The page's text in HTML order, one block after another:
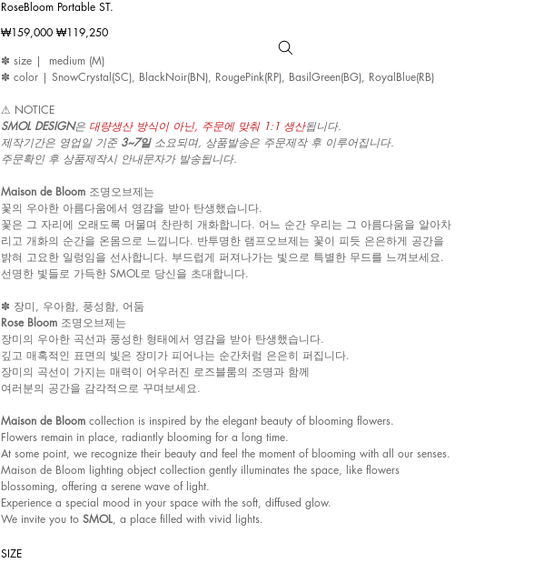
RoseBloom Portable ST.
Original
price
₩159,000 Sale
price
₩119,250
✽ size | medium (M)
✽ color | SnowCrystal(SC), BlackNoir(BN), RougePink(RP), BasilGreen(BG), RoyalBlue(RB)
⚠︎ NOTICE
SMOL DESIGN은 대량생산 방식이 아닌, 주문에 맞춰 1:1 생산됩니다.
제작기간은 영업일 기준 3~7일 소요되며, 상품발송은 주문제작 후 이루어집니다.
주문확인 후 상품제작시 안내문자가 발송됩니다.
Maison de Bloom 조명오브제는
꽃의 우아한 아름다움에서 영감을 받아 탄생했습니다.
꽃은 그 자리에 오래도록 머물며 찬란히 개화합니다. 어느 순간 우리는 그 아름다움을 알아차
리고 개화의 순간을 온몸으로 느낍니다. 반투명한 램프오브제는 꽃이 피듯 은은하게 공간을
밝혀 고요한 일렁임을 선사합니다. 부드럽게 퍼져나가는 빛으로 특별한 무드를 느껴보세요.
선명한 빛들로 가득한 SMOL로 당신을 초대합니다.
✽ 장미, 우아함, 풍성함, 어둠
Rose Bloom 조명오브제는
장미의 우아한 곡선과 풍성한 형태에서 영감을 받아 탄생했습니다.
깊고 매혹적인 표면의 빛은 장미가 피어나는 순간처럼 은은히 퍼집니다.
장미의 곡선이 가지는 매력이 어우러진 로즈블룸의 조명과 함께
여러분의 공간을 감각적으로 꾸며보세요.
Maison de Bloom collection is inspired by the elegant beauty of blooming flowers.
Flowers remain in place, radiantly blooming for a long time.
At some point, we recognize their beauty and feel the moment of blooming with all our senses.
Maison de Bloom lighting object collection gently illuminates the space, like flowers
blossoming, offering a serene wave of light.
Experience a special mood in your space with the soft, diffused glow.
We invite you toSMOL, a place filled with vivid lights.
SIZE